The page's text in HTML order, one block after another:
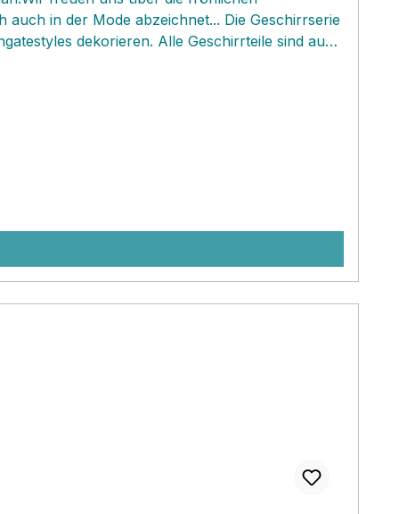
auch in der Mode abzeichnet... Die Geschirrserie
dekorieren. Alle Geschirrteile sind aus